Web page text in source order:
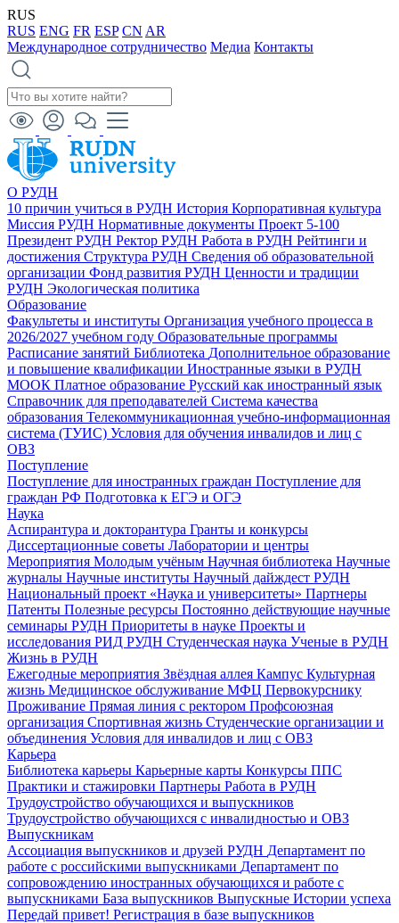
RUS
RUS ENG FR ESP CN AR
Международное сотрудничество Медиа Контакты
О РУДН
10 причин учиться в РУДН История Корпоративная культура
Миссия РУДН Нормативные документы Проект 5-100
Президент РУДН Ректор РУДН Работа в РУДН Рейтинги и
достижения Структура РУДН Сведения об образовательной
организации Фонд развития РУДН Ценности и традиции
РУДН Экологическая политика
Образование
Факультеты и институты Организация учебного процесса в
2026/2027 учебном году Образовательные программы
Расписание занятий Библиотека Дополнительное образование
и повышение квалификации Иностранные языки в РУДН
МООК Платное образование Русский как иностранный язык
Справочник для преподавателей Система качества
образования Телекоммуникационная учебно-информационная
система (ТУИС) Условия для обучения инвалидов и лиц с
ОВЗ
Поступление
Поступление для иностранных граждан Поступление для
граждан РФ Подготовка к ЕГЭ и ОГЭ
Наука
Аспирантура и докторантура Гранты и конкурсы
Диссертационные советы Лаборатории и центры
Мероприятия Молодым учёным Научная библиотека Научные
журналы Научные институты Научный дайждест РУДН
Национальный проект «Наука и университеты» Партнеры
Патенты Полезные ресурсы Постоянно действующие научные
семинары РУДН Приоритеты в науке Проекты и
исследования РИД РУДН Студенческая наука Ученые в РУДН
Жизнь в РУДН
Ежегодные мероприятия Звёздная аллея Кампус Культурная
жизнь Медицинское обслуживание МФЦ Первокурснику
Проживание Прямая линия с ректором Профсоюзная
организация Спортивная жизнь Студенческие организации и
объединения Условия для инвалидов и лиц с ОВЗ
Карьера
Библиотека карьеры Карьерные карты Конкурсы ППС
Практики и стажировки Партнеры Работа в РУДН
Трудоустройство обучающихся и выпускников
Трудоустройство обучающихся с инвалидностью и ОВЗ
Выпускникам
Ассоциация выпускников и друзей РУДН Департамент по
работе с российскими выпускниками Департамент по
сопровождению иностранных обучающихся и работе с
выпускниками База выпускников Выпускные Истории успеха
Передай привет! Регистрация в базе выпускников